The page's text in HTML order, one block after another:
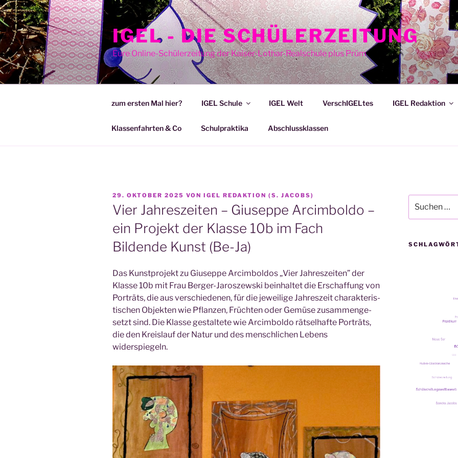
Zum
Inhalt
springen
IGEL - DIE SCHÜLERZEITUNG
Eure Online-Schülerzeitung der Kaiser-Lothar-Realschule plus Prüm
zum ersten Mal hier? IGEL Schule IGEL Welt VerschIGELtes IGEL Redaktion
Klassenfahrten & Co Schulpraktika Abschlussklassen
VERÖFFENTLICHT
AM
29. OKTOBER 2025 VON IGEL REDAKTION (S. JACOBS)
Vier Jahreszeiten – Giuseppe Arcimboldo –
ein Projekt der Klasse 10b im Fach
Bildende Kunst (Be-Ja)
Das Kunst­pro­jekt zu Giu­sep­pe Arcim­bol­dos „Vier Jah­res­zei­ten” der
Klas­se 10b mit Frau Ber­ger-Jaro­szew­ski beinhal­tet die Erschaf­fung von
Por­träts, die aus ver­schie­de­nen, für die jewei­li­ge Jah­res­zeit cha­rak­te­ris­
ti­schen Objek­ten wie Pflan­zen, Früch­ten oder Gemü­se zusam­men­ge­
setzt sind. Die Klas­se gestal­te­te wie Arcim­bol­do rät­sel­haf­te Por­träts,
die den Kreis­lauf der Natur und des mensch­li­chen Lebens
widerspiegeln.
nach: